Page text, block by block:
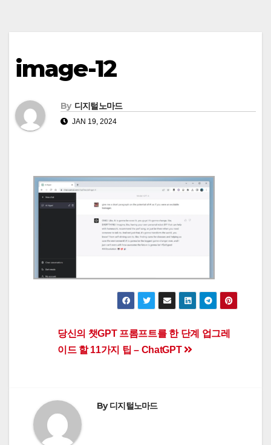
image-12
By 디지털노마드
JAN 19, 2024
Post
navigation
당신의 챗GPT 프롬프트를 한 단계 업그레
이드 할 11가지 팁 – ChatGPT
By디지털노마드